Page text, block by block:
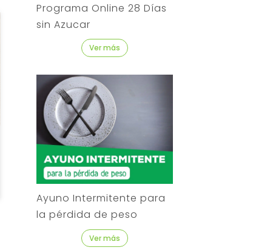
Programa Online 28 Días
sin Azucar
Ver más
Ayuno Intermitente para
la pérdida de peso
Ver más